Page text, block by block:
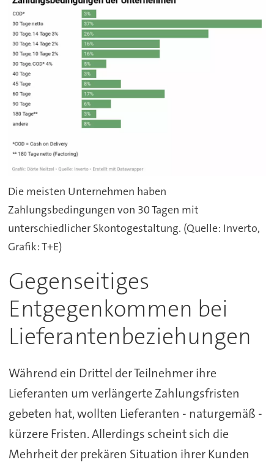
Die meisten Unternehmen haben
Zahlungsbedingungen von 30 Tagen mit
unterschiedlicher Skontogestaltung. (Quelle: Inverto,
Grafik: T+E)
Gegenseitiges
Entgegenkommen bei
Lieferantenbeziehungen
Während ein Drittel der Teilnehmer ihre
Lieferanten um verlängerte Zahlungsfristen
gebeten hat, wollten Lieferanten - naturgemäß -
kürzere Fristen. Allerdings scheint sich die
Mehrheit der prekären Situation ihrer Kunden